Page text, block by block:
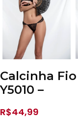
Calcinha
Y5010 –
R$44,99